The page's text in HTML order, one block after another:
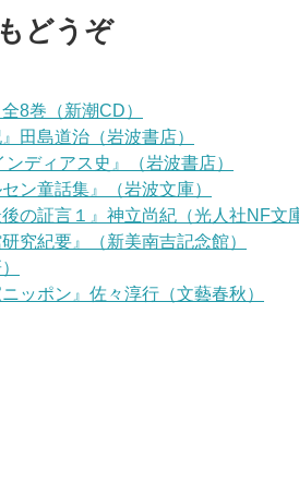
どうぞ
8巻（新潮CD）
田島道治（岩波書店）
ンディアス史』（岩波書店）
ン童話集』（岩波文庫）
の証言１』神立尚紀（光人社NF文
究紀要』（新美南吉記念館）
ッポン』佐々淳行（文藝春秋）